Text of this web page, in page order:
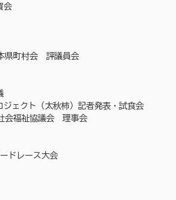
会
町村会 評議員会
ェクト（太秋柿）記者発表・試食会
福祉協議会 理事会
ドレース大会